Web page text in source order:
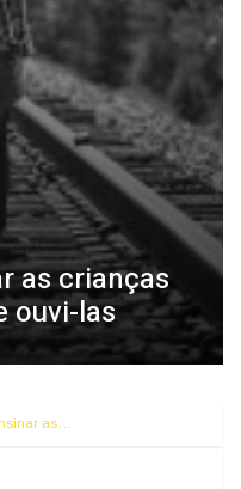
as crianças
ouvi-las
as…